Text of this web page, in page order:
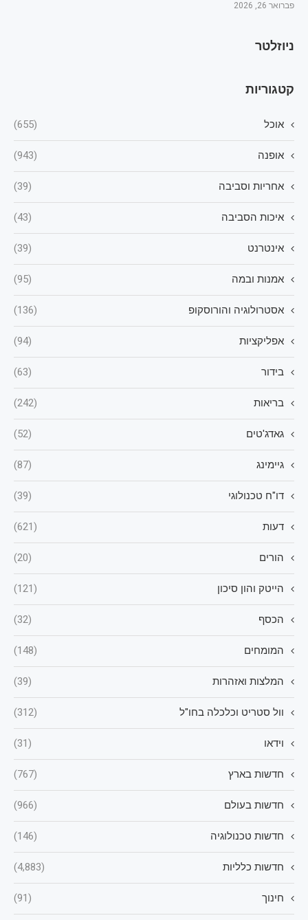
פברואר 26, 2026
ניוזלטר
קטגוריות
אוכל (655)
אופנה (943)
אחריות וסביבה (39)
איכות הסביבה (43)
אינטרנט (39)
אמנות ובמה (95)
אסטרולוגיה והורוסקופ (136)
אפליקציות (94)
בידור (63)
בריאות (242)
גאדג'טים (52)
גיימינג (87)
דו"ח טכנולוגי (39)
דעות (621)
הורים (20)
הייטק והון סיכון (121)
הכסף (32)
המומחים (148)
המלצות ואזהרות (39)
וול סטריט וכלכלה בחו"ל (312)
וידאו (31)
חדשות בארץ (767)
חדשות בעולם (966)
חדשות טכנולוגיה (146)
חדשות כלליות (4,883)
חינוך (91)